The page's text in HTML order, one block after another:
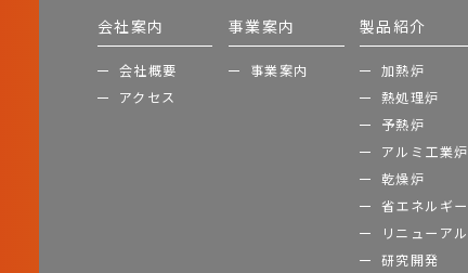
会社案内
会社概要
アクセス
事業案内
事業案内
製品紹介
加熱炉
熱処理炉
予熱炉
アルミ工業炉
乾燥炉
省エネルギー
リニューアル
研究開発